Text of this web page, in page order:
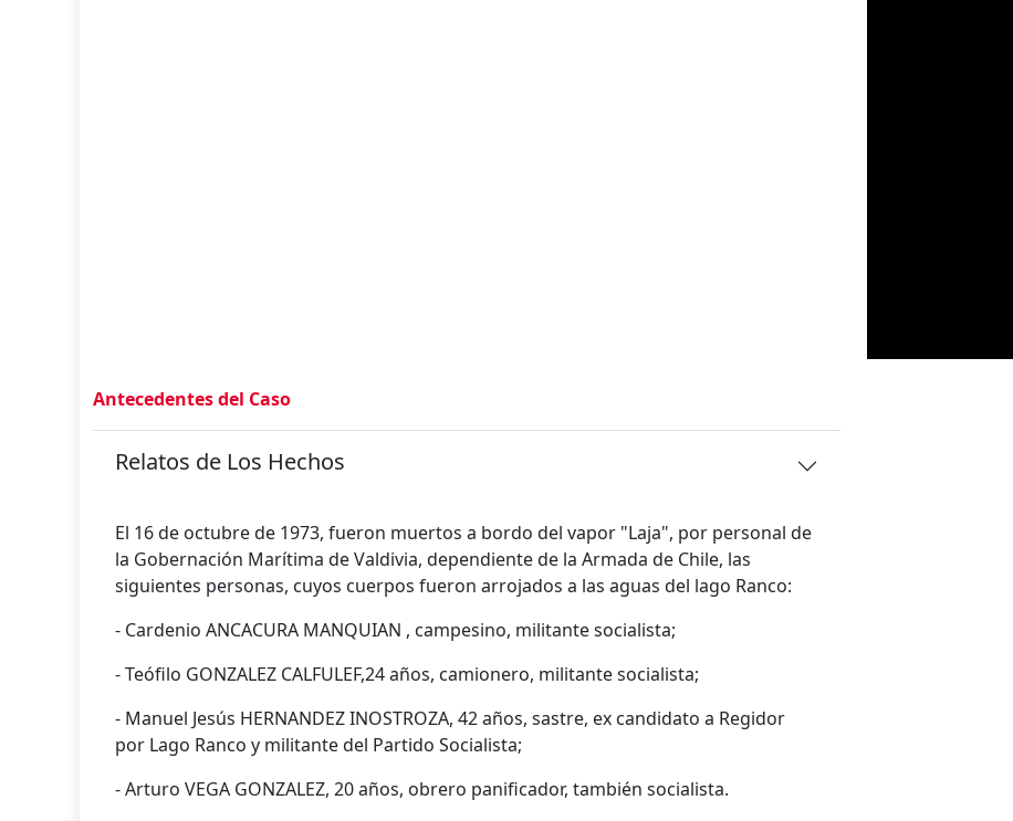
Antecedentes del Caso
Relatos de Los Hechos
El 16 de octubre de 1973, fueron muertos a bordo del vapor "Laja", por personal de
la Gobernación Marítima de Valdivia, dependiente de la Armada de Chile, las
siguientes personas, cuyos cuerpos fueron arrojados a las aguas del lago Ranco:
- Cardenio ANCACURA MANQUIAN , campesino, militante socialista;
- Teófilo GONZALEZ CALFULEF,24 años, camionero, militante socialista;
- Manuel Jesús HERNANDEZ INOSTROZA, 42 años, sastre, ex candidato a Regidor
por Lago Ranco y militante del Partido Socialista;
- Arturo VEGA GONZALEZ, 20 años, obrero panificador, también socialista.